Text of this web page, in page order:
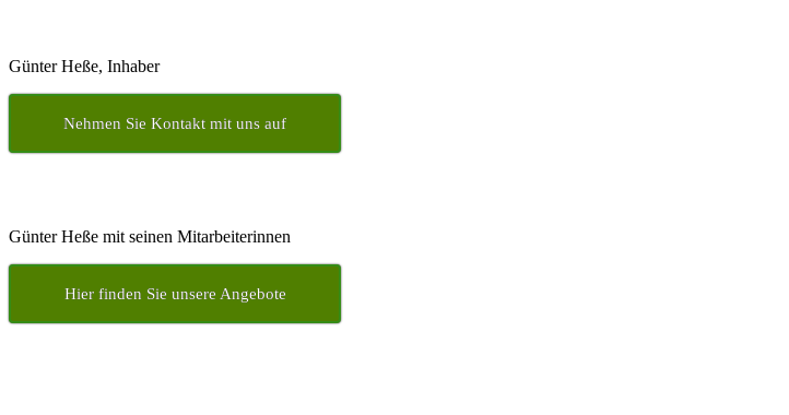
Günter Heße, Inhaber
Nehmen Sie Kontakt mit uns auf
Günter Heße mit seinen Mitarbeiterinnen
Hier finden Sie unsere Angebote